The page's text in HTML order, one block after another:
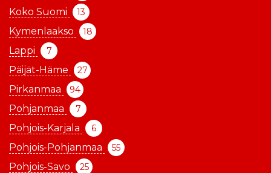
Koko Suomi 13
Kymenlaakso 18
Lappi 7
Päijät-Häme 27
Pirkanmaa 94
Pohjanmaa 7
Pohjois-Karjala 6
Pohjois-Pohjanmaa 55
Pohjois-Savo 25